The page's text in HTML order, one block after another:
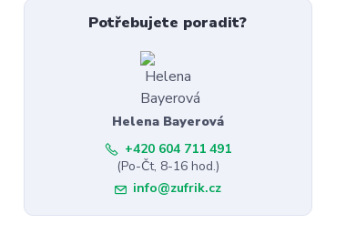
Potřebujete poradit?
Helena Bayerová
+420 604 711 491
(Po-Čt, 8-16 hod.)
info@zufrik.cz